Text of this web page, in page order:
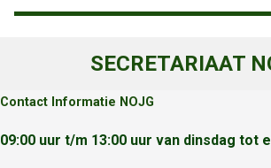
SECRETARIAAT
Contact Informatie NOJG
09:00 uur t/m 13:00 uur van dinsdag tot